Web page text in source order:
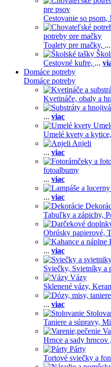
pre psov
Cestovanie so psom,
potreby pre mačky
Toalety pre mačky, ...
Cestovné kufre, ...
Domáce potreby
Domáce potreby
Kvetináče, obaly a
... viac
Umelé kvety a kytice,
Anjeli
... viac
fotoalbumy
... viac
... viac
Tabuľky a zápichy,
Obrúsky papierové,
... viac
Sviečky, Svietníky a
Vázy
Sklenené vázy,
... viac
Taniere a súpravy,
Hrnce a sady hrncov ,
Párty
Tortové sviečky a